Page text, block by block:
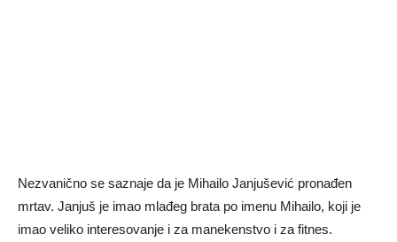
Nezvanično se saznaje da je Mihailo Janjušević pronađen
mrtav. Janjuš je imao mlađeg brata po imenu Mihailo, koji je
imao veliko interesovanje i za manekenstvo i za fitnes.